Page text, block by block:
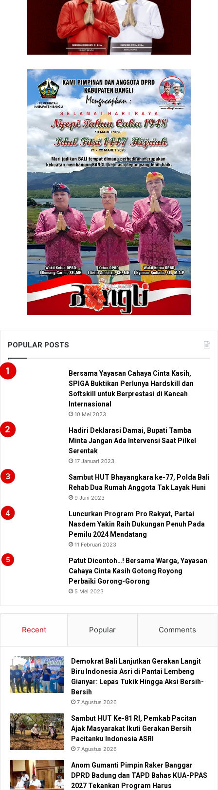
POPULAR POSTS
Bersama Yayasan Cahaya Cinta Kasih,
SPIGA Buktikan Perlunya Hardskill dan
Softskill untuk Berprestasi di Kancah
Internasional
10 Mei 2023
Hadiri Deklarasi Damai, Bupati Tamba
Minta Jangan Ada Intervensi Saat Pilkel
Serentak
17 Januari 2023
Sambut HUT Bhayangkara ke-77, Polda Bali
Rehab Dua Rumah Anggota Tak Layak Huni
9 Juni 2023
Luncurkan Program Pro Rakyat, Partai
Nasdem Yakin Raih Dukungan Penuh Pada
Pemilu 2024 Mendatang
11 Februari 2023
Patut Dicontoh…! Bersama Warga, Yayasan
Cahaya Cinta Kasih Gotong Royong
Perbaiki Gorong-Gorong
5 Mei 2023
Recent Popular Comments
Demokrat Bali Lanjutkan Gerakan Langit
Biru Indonesia Asri di Pantai Lembeng
Gianyar: Lepas Tukik Hingga Aksi Bersih-
Bersih
7 Agustus 2026
Sambut HUT Ke-81 RI, Pemkab Pacitan
Ajak Masyarakat Ikuti Gerakan Bersih
Pacitanku Indonesia ASRI
7 Agustus 2026
Anom Gumanti Pimpin Raker Banggar
DPRD Badung dan TAPD Bahas KUA-PPAS
2027 Tekankan Program Harus